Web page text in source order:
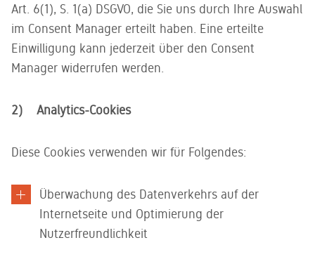
Art. 6(1), S. 1(a) DSGVO, die Sie uns durch Ihre Auswahl
im Consent Manager erteilt haben. Eine erteilte
Einwilligung kann jederzeit über den Consent
Manager widerrufen werden.
2) Analytics-Cookies
Diese Cookies verwenden wir für Folgendes:
Überwachung des Datenverkehrs auf der
Internetseite und Optimierung der
Nutzerfreundlichkeit